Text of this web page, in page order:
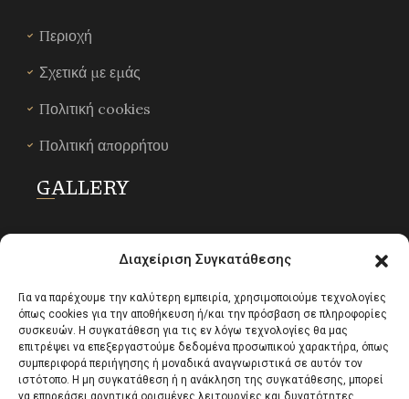
Διαχείριση Συγκατάθεσης
Για να παρέχουμε την καλύτερη εμπειρία, χρησιμοποιούμε τεχνολογίες
όπως cookies για την αποθήκευση ή/και την πρόσβαση σε πληροφορίες
συσκευών. Η συγκατάθεση για τις εν λόγω τεχνολογίες θα μας
επιτρέψει να επεξεργαστούμε δεδομένα προσωπικού χαρακτήρα, όπως
συμπεριφορά περιήγησης ή μοναδικά αναγνωριστικά σε αυτόν τον
ιστότοπο. Η μη συγκατάθεση ή η ανάκληση της συγκατάθεσης, μπορεί
να επηρεάσει αρνητικά ορισμένες λειτουργίες και δυνατότητες.
Περιοχή
Σχετικά με εμάς
Πολιτική cookies
Πολιτική απορρήτου
GALLERY